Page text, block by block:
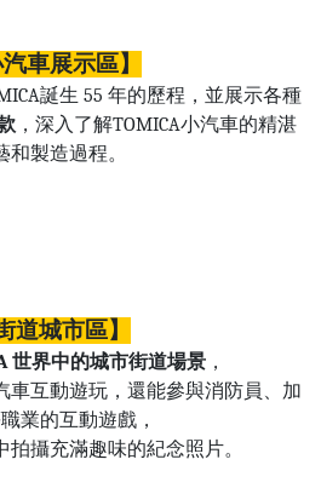
汽車展示區】
誕生 55 年的歷程，並展示各種
，深入了解TOMICA小汽車的精湛
和製造過程。
道城市區】
世界中的城市街道場景 ，
車互動遊玩，還能參與消防員、加
業的互動遊戲，
拍攝充滿趣味的紀念照片。